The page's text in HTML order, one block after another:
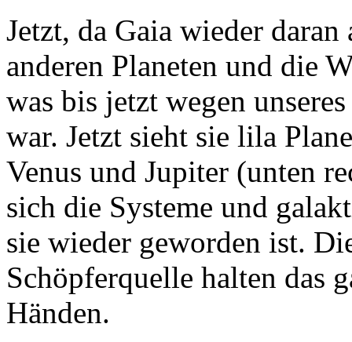
Jetzt, da Gaia wieder
anderen Planeten und die
was bis jetzt wegen
war. Jetzt sieht sie lila
Venus und Jupiter (unten
sich die Systeme und
sie wieder geworden ist.
Schöpferquelle halten das
Händen.